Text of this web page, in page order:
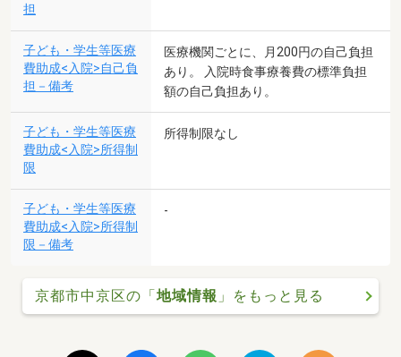
担
子ども・学生等医療
費助成<入院>自己負
担－備考
医療機関ごとに、月200円の自己負担
あり。 入院時食事療養費の標準負担
額の自己負担あり。
子ども・学生等医療
費助成<入院>所得制
限
所得制限なし
子ども・学生等医療
費助成<入院>所得制
限－備考
-
京都市中京区の「地域情報 」をもっと見る